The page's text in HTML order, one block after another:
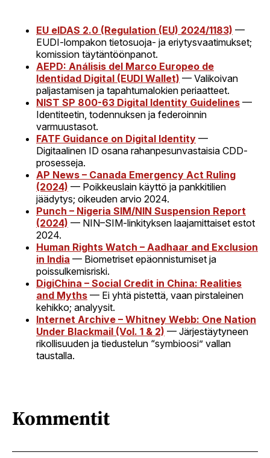
EU eIDAS 2.0 (Regulation (EU) 2024/1183) —
EUDI-lompakon tietosuoja- ja eriytysvaatimukset;
komission täytäntöönpanot.
AEPD: Análisis del Marco Europeo de
Identidad Digital (EUDI Wallet) — Valikoivan
paljastamisen ja tapahtumalokien periaatteet.
NIST SP 800-63 Digital Identity Guidelines —
Identiteetin, todennuksen ja federoinnin
varmuustasot.
FATF Guidance on Digital Identity —
Digitaalinen ID osana rahanpesunvastaisia CDD-
prosesseja.
AP News – Canada Emergency Act Ruling
(2024) — Poikkeuslain käyttö ja pankkitilien
jäädytys; oikeuden arvio 2024.
Punch – Nigeria SIM/NIN Suspension Report
(2024) — NIN–SIM-linkityksen laajamittaiset estot
2024.
Human Rights Watch – Aadhaar and Exclusion
in India — Biometriset epäonnistumiset ja
poissulkemisriski.
DigiChina – Social Credit in China: Realities
and Myths — Ei yhtä pistettä, vaan pirstaleinen
kehikko; analyysit.
Internet Archive – Whitney Webb: One Nation
Under Blackmail (Vol. 1 & 2) — Järjestäytyneen
rikollisuuden ja tiedustelun “symbioosi” vallan
taustalla.
Kommentit